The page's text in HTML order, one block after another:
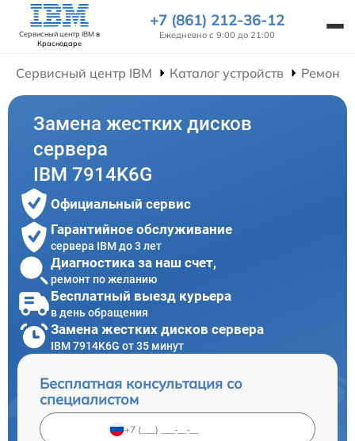
Сервисный центр IBM в
Краснодаре
+7 (861) 212-36-12
Ежедневно с 9:00 до 21:00
Сервисный центр IBM Каталог устройств Ремонт
Замена жестких дисков
сервера
IBM 7914K6G
Официальный сервис
Гарантийное обслуживание
сервера IBM до 3 лет
Диагностика за наш счет,
ремонт по желанию
Бесплатный выезд курьера
в день обращения
Замена жестких дисков сервера
IBM 7914K6G от 35 минут
Бесплатная консультация со
специалистом